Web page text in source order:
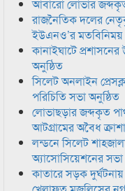
আবারো লোভার জব্দকৃত
রাজনৈতিক দলের
ইউএনও’র মতবিনিময়
কানাইঘাটে
অনুষ্ঠিত
সিলেট অনলাইন
পরিচিতি সভা অনুষ্ঠিত
লোভাছড়ার জব্দকৃত
আটগ্রামের অবৈধ
লন্ডনে সিলেট
অ্যাসোসিয়েশনের সভা
কাতারে সড়ক দুর্ঘটনায়